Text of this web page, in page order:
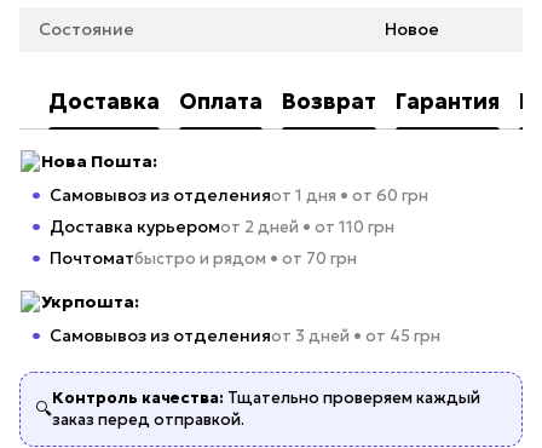
Состояние Новое
Доставка Оплата Возврат Гарантия
Нова Пошта:
Самовывоз из отделенияот 1 дня • от 60 грн
Доставка курьеромот 2 дней • от 110 грн
Почтоматбыстро и рядом • от 70 грн
Укрпошта:
Самовывоз из отделенияот 3 дней • от 45 грн
🔍
Контроль качества: Тщательно проверяем каждый
заказ перед отправкой.